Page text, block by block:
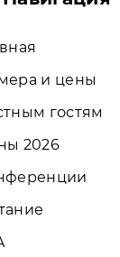
и цены
гостям
2026